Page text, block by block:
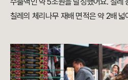
칠레의 체리나무 재배 면적은 약 2배 넓